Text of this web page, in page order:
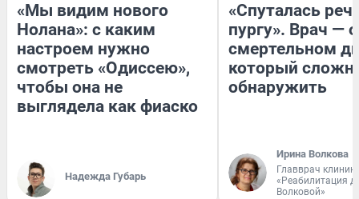
«Мы видим нового
Нолана»: с каким
настроем нужно
смотреть «Одиссею»,
чтобы она не
выглядела как фиаско
Надежда Губарь
«Спуталась
пургу». Врач — о
смертельном
который
обнаружить
Ирина Волкова
Главврач
«Реабилитация
Волковой»